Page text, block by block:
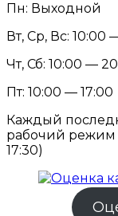
Пн: Выходной
Вт, Ср, Вс: 10:00
Чт, Сб: 10:00 —
Пт: 10:00 — 17:00
Каждый
рабочий режим
17:30)